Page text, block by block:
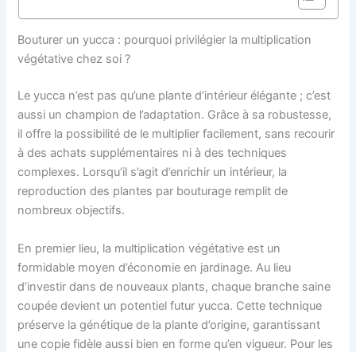
Bouturer un yucca : pourquoi privilégier la multiplication
végétative chez soi ?
Le yucca n’est pas qu’une plante d’intérieur élégante ; c’est
aussi un champion de l’adaptation. Grâce à sa robustesse,
il offre la possibilité de le multiplier facilement, sans recourir
à des achats supplémentaires ni à des techniques
complexes. Lorsqu’il s’agit d’enrichir un intérieur, la
reproduction des plantes par bouturage remplit de
nombreux objectifs.
En premier lieu, la multiplication végétative est un
formidable moyen d’économie en jardinage. Au lieu
d’investir dans de nouveaux plants, chaque branche saine
coupée devient un potentiel futur yucca. Cette technique
préserve la génétique de la plante d’origine, garantissant
une copie fidèle aussi bien en forme qu’en vigueur. Pour les